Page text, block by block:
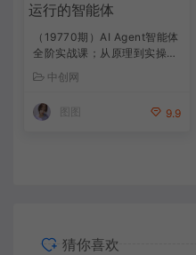
（19770期）AI Agent智能体
全阶实战课；从原理到实操全
程手把手，无需编程基础也能
搭建自动运行的智能体
中创网
9.9
猜你喜欢